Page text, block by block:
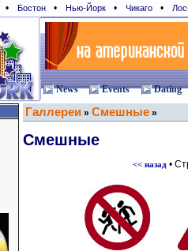
• Бостон • Нью-Йорк • Чикаго •
News Events Dating
Галлереи » Смешные »
Смешные
<< назад•